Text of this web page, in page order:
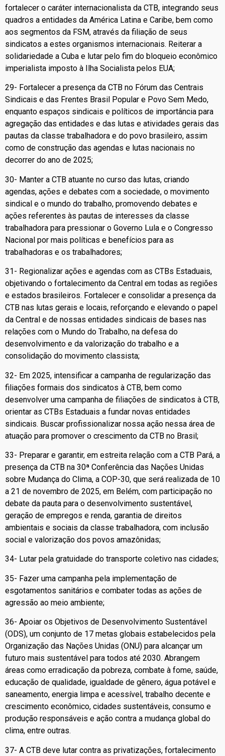
fortalecer o caráter internacionalista da CTB, integrando seus
quadros a entidades da América Latina e Caribe, bem como
aos segmentos da FSM, através da filiação de seus
sindicatos a estes organismos internacionais. Reiterar a
solidariedade a Cuba e lutar pelo fim do bloqueio econômico
imperialista imposto à Ilha Socialista pelos EUA;
29- Fortalecer a presença da CTB no Fórum das Centrais
Sindicais e das Frentes Brasil Popular e Povo Sem Medo,
enquanto espaços sindicais e políticos de importância para
agregação das entidades e das lutas e atividades gerais das
pautas da classe trabalhadora e do povo brasileiro, assim
como de construção das agendas e lutas nacionais no
decorrer do ano de 2025;
30- Manter a CTB atuante no curso das lutas, criando
agendas, ações e debates com a sociedade, o movimento
sindical e o mundo do trabalho, promovendo debates e
ações referentes às pautas de interesses da classe
trabalhadora para pressionar o Governo Lula e o Congresso
Nacional por mais políticas e benefícios para as
trabalhadoras e os trabalhadores;
31- Regionalizar ações e agendas com as CTBs Estaduais,
objetivando o fortalecimento da Central em todas as regiões
e estados brasileiros. Fortalecer e consolidar a presença da
CTB nas lutas gerais e locais, reforçando e elevando o papel
da Central e de nossas entidades sindicais de bases nas
relações com o Mundo do Trabalho, na defesa do
desenvolvimento e da valorização do trabalho e a
consolidação do movimento classista;
32- Em 2025, intensificar a campanha de regularização das
filiações formais dos sindicatos à CTB, bem como
desenvolver uma campanha de filiações de sindicatos à CTB,
orientar as CTBs Estaduais a fundar novas entidades
sindicais. Buscar profissionalizar nossa ação nessa área de
atuação para promover o crescimento da CTB no Brasil;
33- Preparar e garantir, em estreita relação com a CTB Pará, a
presença da CTB na 30ª Conferência das Nações Unidas
sobre Mudança do Clima, a COP-30, que será realizada de 10
a 21 de novembro de 2025, em Belém, com participação no
debate da pauta para o desenvolvimento sustentável,
geração de empregos e renda, garantia de direitos
ambientais e sociais da classe trabalhadora, com inclusão
social e valorização dos povos amazônidas;
34- Lutar pela gratuidade do transporte coletivo nas cidades;
35- Fazer uma campanha pela implementação de
esgotamentos sanitários e combater todas as ações de
agressão ao meio ambiente;
36- Apoiar os Objetivos de Desenvolvimento Sustentável
(ODS), um conjunto de 17 metas globais estabelecidos pela
Organização das Nações Unidas (ONU) para alcançar um
futuro mais sustentável para todos até 2030. Abrangem
áreas como erradicação da pobreza, combate à fome, saúde,
educação de qualidade, igualdade de gênero, água potável e
saneamento, energia limpa e acessível, trabalho decente e
crescimento econômico, cidades sustentáveis, consumo e
produção responsáveis e ação contra a mudança global do
clima, entre outras.
37- A CTB deve lutar contra as privatizações, fortalecimento